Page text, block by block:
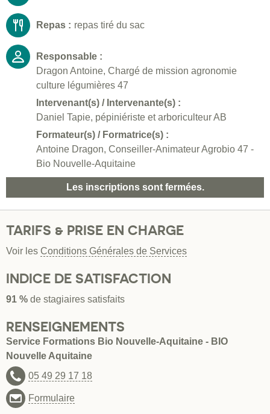
Repas : repas tiré du sac
Responsable :
Dragon Antoine, Chargé de mission agronomie
culture légumières 47
Intervenant(s) / Intervenante(s) :
Daniel Tapie, pépiniériste et arboriculteur AB
Formateur(s) / Formatrice(s) :
Antoine Dragon, Conseiller-Animateur Agrobio 47 -
Bio Nouvelle-Aquitaine
Les inscriptions sont fermées.
TARIFS & PRISE EN CHARGE
Voir les Conditions Générales de Services
INDICE DE SATISFACTION
91 % de stagiaires satisfaits
RENSEIGNEMENTS
Service Formations Bio Nouvelle-Aquitaine - BIO
Nouvelle Aquitaine
05 49 29 17 18
Formulaire